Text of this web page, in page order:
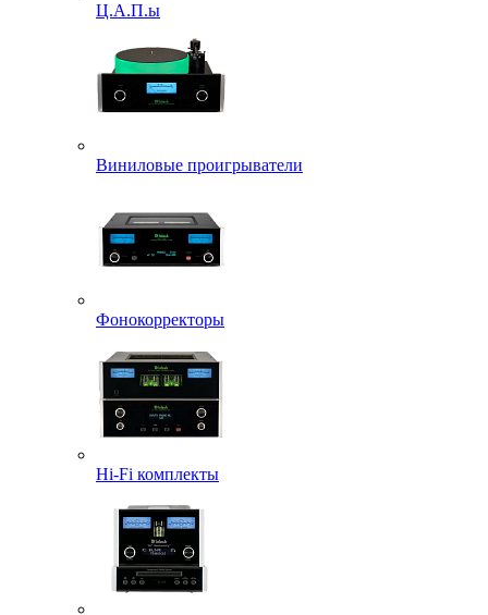
Ц.А.П.ы
Виниловые проигрыватели
Фонокорректоры
Hi-Fi комплекты